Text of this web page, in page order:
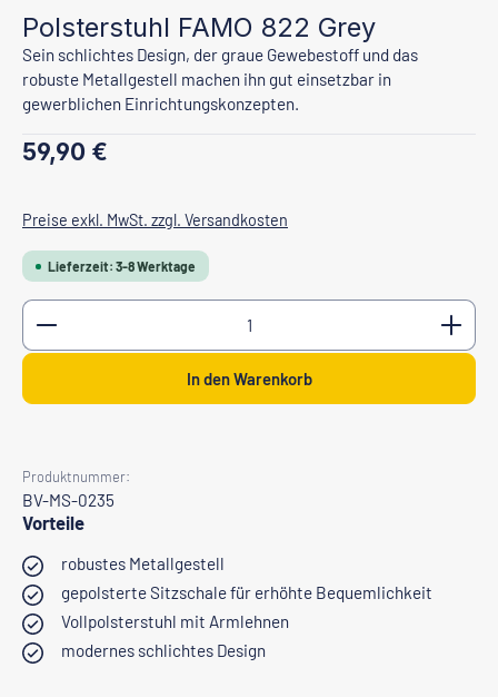
Polsterstuhl FAMO 822 Grey
Sein schlichtes Design, der graue Gewebestoff und das
robuste Metallgestell machen ihn gut einsetzbar in
gewerblichen Einrichtungskonzepten.
Regulärer Preis:
59,90 €
Preise exkl. MwSt. zzgl. Versandkosten
Lieferzeit: 3-8 Werktage
Produkt Anzahl: Gib den gewünschten Wert ein
In den Warenkorb
Produktnummer:
BV-MS-0235
Vorteile
robustes Metallgestell
gepolsterte Sitzschale für erhöhte Bequemlichkeit
Vollpolsterstuhl mit Armlehnen
modernes schlichtes Design